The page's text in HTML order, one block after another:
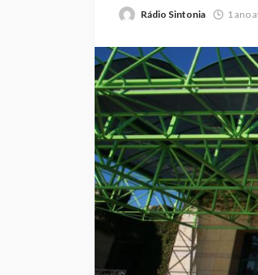
Rádio Sintonia 1 ano
da
Rádio